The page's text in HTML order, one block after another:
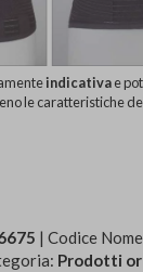
indicativae
le caratteristiche
| Codice
Prodotti